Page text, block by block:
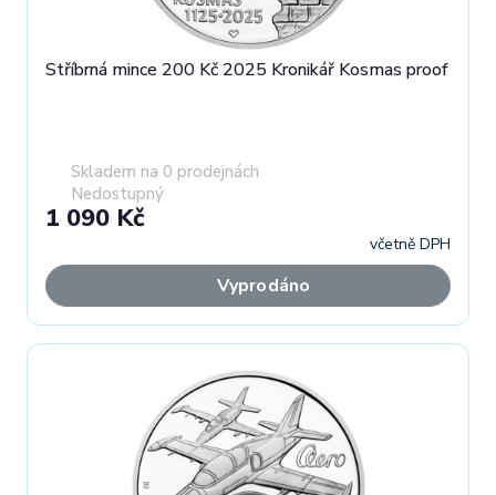
Stříbrná mince 200 Kč 2025 Kronikář Kosmas proof
Skladem na 0 prodejnách
Nedostupný
1 090 Kč
včetně DPH
Vyprodáno